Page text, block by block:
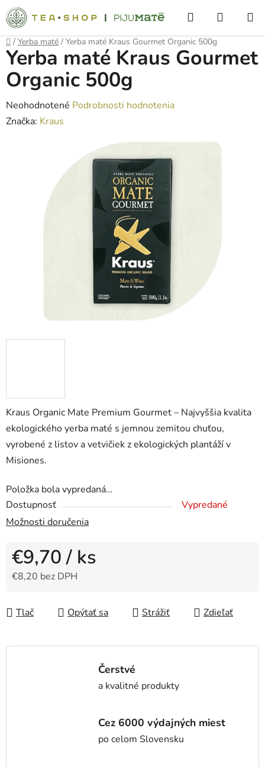
Prejsť
na
obsah
Hľadať
KOŠÍK
Domov
/ Yerba maté / Yerba maté Kraus Gourmet Organic 500g
Kraus Organic Mate Premium Gourmet – Najvyššia kvalita
ekologického yerba maté s jemnou zemitou chuťou,
vyrobené z listov a vetvičiek z ekologických plantáží v
Misiones.
Položka bola vypredaná…
Dostupnosť
Vypredané
Možnosti doručenia
€9,70/ ks
€8,20 bez DPH
Tlač
Opýtať sa Strážiť Zdieľať
Yerba maté Kraus Gourmet
Organic 500g
Priemerné
hodnotenie
hviezdičiek.
Neohodnotené Podrobnosti hodnotenia
Značka: Kraus
Čerstvé
a kvalitné produkty
Cez 6000 výdajných miest
po celom Slovensku